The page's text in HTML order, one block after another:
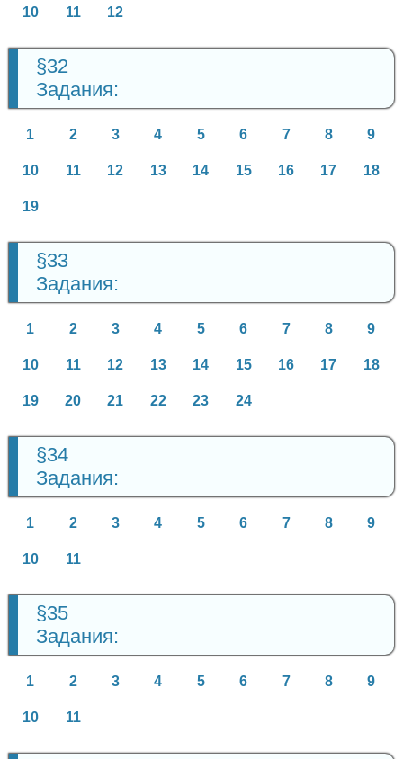
10 11 12
§32
Задания:
1 2 3 4 5 6 7 8 9
10 11 12 13 14 15 16 17 18
19
§33
Задания:
1 2 3 4 5 6 7 8 9
10 11 12 13 14 15 16 17 18
19 20 21 22 23 24
§34
Задания:
1 2 3 4 5 6 7 8 9
10 11
§35
Задания:
1 2 3 4 5 6 7 8 9
10 11